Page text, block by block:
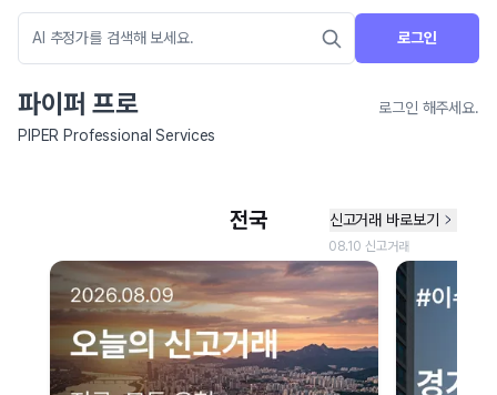
로그인
파이퍼 프로
로그인 해주세요.
PIPER Professional Services